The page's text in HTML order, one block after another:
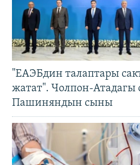
"ЕАЭБдин талаптары
жатат". Чолпон-Атадагы
Пашиняндын сыны